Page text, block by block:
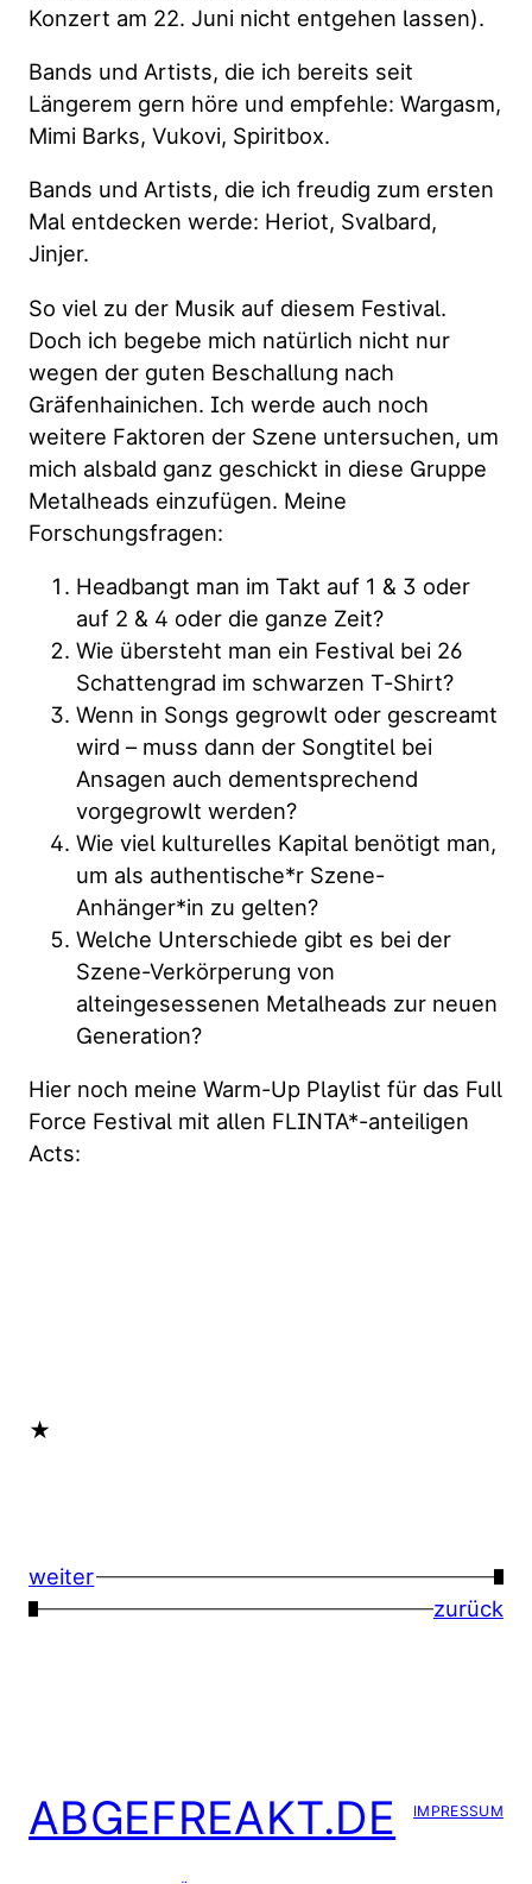
Konzert am 22. Juni nicht entgehen lassen).
Bands und Artists, die ich bereits seit
Längerem gern höre und empfehle: Wargasm,
Mimi Barks, Vukovi, Spiritbox.
Bands und Artists, die ich freudig zum ersten
Mal entdecken werde: Heriot, Svalbard,
Jinjer.
So viel zu der Musik auf diesem Festival.
Doch ich begebe mich natürlich nicht nur
wegen der guten Beschallung nach
Gräfenhainichen. Ich werde auch noch
weitere Faktoren der Szene untersuchen, um
mich alsbald ganz geschickt in diese Gruppe
Metalheads einzufügen. Meine
Forschungsfragen:
Headbangt man im Takt auf 1 & 3 oder
auf 2 & 4 oder die ganze Zeit?
Wie übersteht man ein Festival bei 26
Schattengrad im schwarzen T-Shirt?
Wenn in Songs gegrowlt oder gescreamt
wird – muss dann der Songtitel bei
Ansagen auch dementsprechend
vorgegrowlt werden?
Wie viel kulturelles Kapital benötigt man,
um als authentische*r Szene-
Anhänger*in zu gelten?
Welche Unterschiede gibt es bei der
Szene-Verkörperung von
alteingesessenen Metalheads zur neuen
Generation?
Hier noch meine Warm-Up Playlist für das Full
Force Festival mit allen FLINTA*-anteiligen
Acts:
★
weiter
→
←
zurück
ABGEFREAKT.DE IMPRESSUM